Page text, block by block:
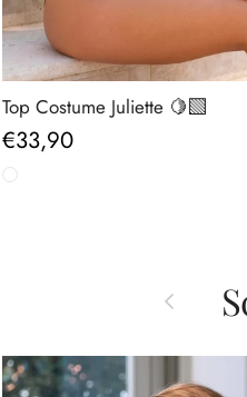
Top Costume Juliette 🍋‍🟩
Prezzo normale
€33,90
Indietro